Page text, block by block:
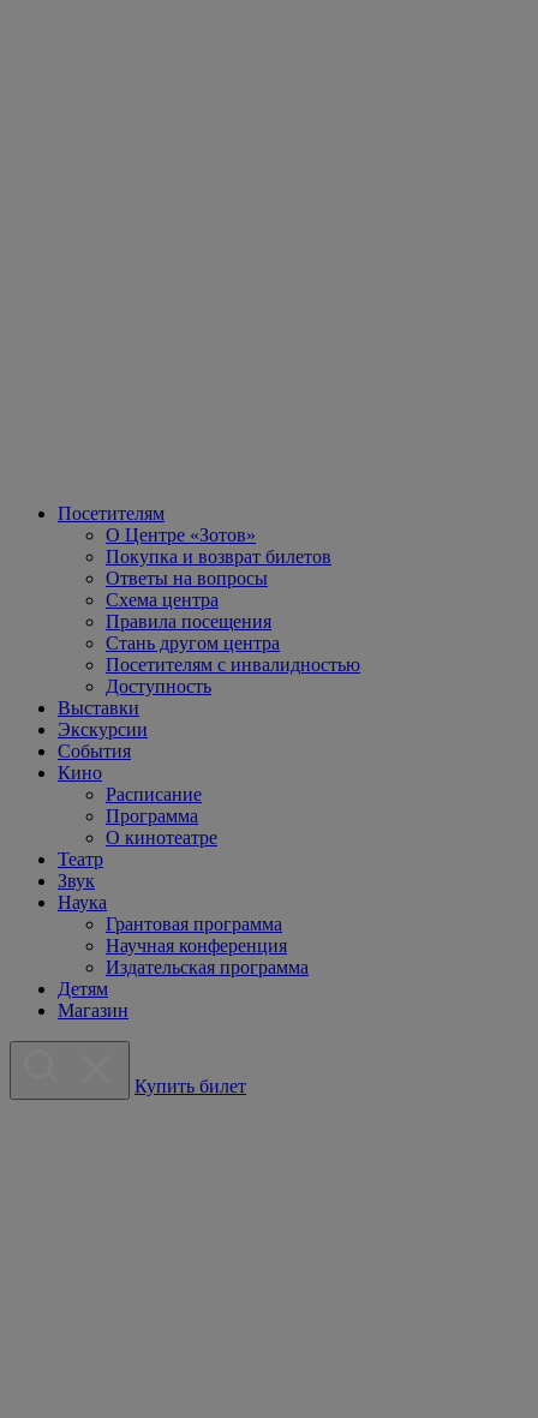
Посетителям
О Центре «Зотов»
Покупка и возврат билетов
Ответы на вопросы
Схема центра
Правила посещения
Стань другом центра
Посетителям с инвалидностью
Доступность
Выставки
Экскурсии
События
Кино
Расписание
Программа
О кинотеатре
Театр
Звук
Наука
Грантовая программа
Научная конференция
Издательская программа
Детям
Магазин
Купить билет